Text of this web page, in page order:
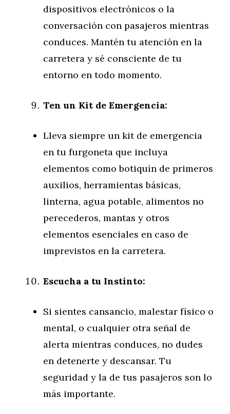
dispositivos electrónicos o la
conversación con pasajeros mientras
conduces. Mantén tu atención en la
carretera y sé consciente de tu
entorno en todo momento.
Ten un Kit de Emergencia:
Lleva siempre un kit de emergencia
en tu furgoneta que incluya
elementos como botiquín de primeros
auxilios, herramientas básicas,
linterna, agua potable, alimentos no
perecederos, mantas y otros
elementos esenciales en caso de
imprevistos en la carretera.
Escucha a tu Instinto:
Si sientes cansancio, malestar físico o
mental, o cualquier otra señal de
alerta mientras conduces, no dudes
en detenerte y descansar. Tu
seguridad y la de tus pasajeros son lo
más importante.